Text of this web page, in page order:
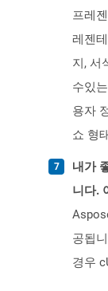
프레
레젠
지, 서
수있
용자
쇼 형
내가
니다.
공됩
경우